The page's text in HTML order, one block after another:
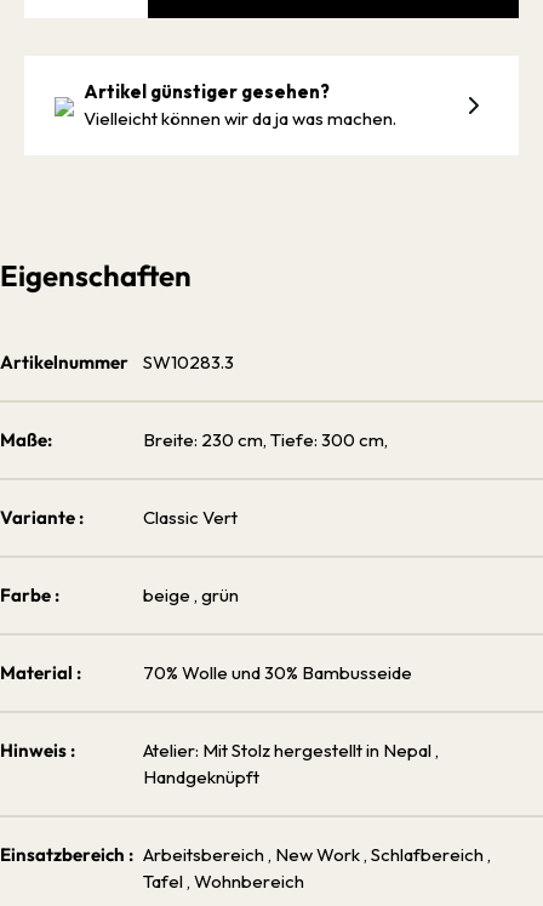
Artikel günstiger gesehen?
Vielleicht können wir da ja was machen.
Eigenschaften
Artikelnummer SW10283.3
Maße: Breite: 230 cm, Tiefe: 300 cm,
Variante : Classic Vert
Farbe : beige , grün
Material : 70% Wolle und 30% Bambusseide
Hinweis : Atelier: Mit Stolz hergestellt in Nepal ,
Handgeknüpft
Einsatzbereich : Arbeitsbereich , New Work , Schlafbereich ,
Tafel , Wohnbereich